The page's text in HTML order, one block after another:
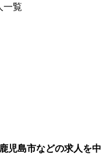
一覧
児島市などの求人を中